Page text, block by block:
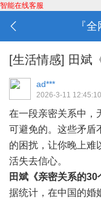
智能在线客服
『
[生活情感] 田斌
ad***
2026-3-11 12:45:10
在一段亲密关系中，
可避免的。这些矛盾
的困扰，让你晚上难
活失去信心。
田斌《亲密关系的30
据统计，在中国的婚